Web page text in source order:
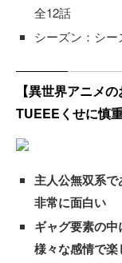
全12話
シーズン：シ
【異世界アニメ
TUEEEくせに慎
主人公無双系
非常に面白い
ギャグ要素の中
様々な感情で楽